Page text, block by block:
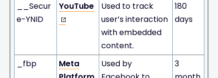
__Secur
e-YNID
YouTube
Used to track
user’s interaction
with embedded
content.
180
days
_fbp
Meta
Used by
3